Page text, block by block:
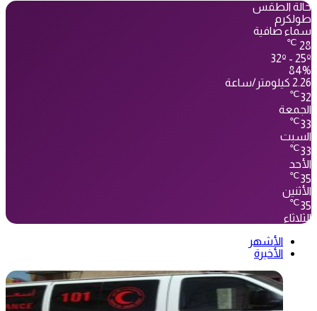
حالة الطقس
طولكرم
سماء صافية
28
℃
32º - 25º
84%
2.26 كيلومتر/ساعة
32
℃
الجمعة
33
℃
السبت
33
℃
الأحد
35
℃
الأثنين
35
℃
الثلاثاء
الأشهر
الأخيرة